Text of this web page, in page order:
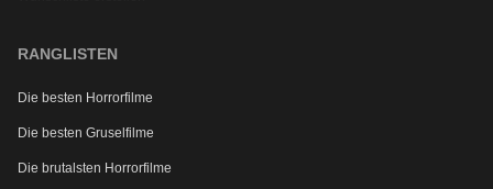
RANGLISTEN
Die besten Horrorfilme
Die besten Gruselfilme
Die brutalsten Horrorfilme